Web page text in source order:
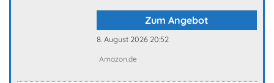
Zum Angebot
8. August 2026 20:52
Amazon.de